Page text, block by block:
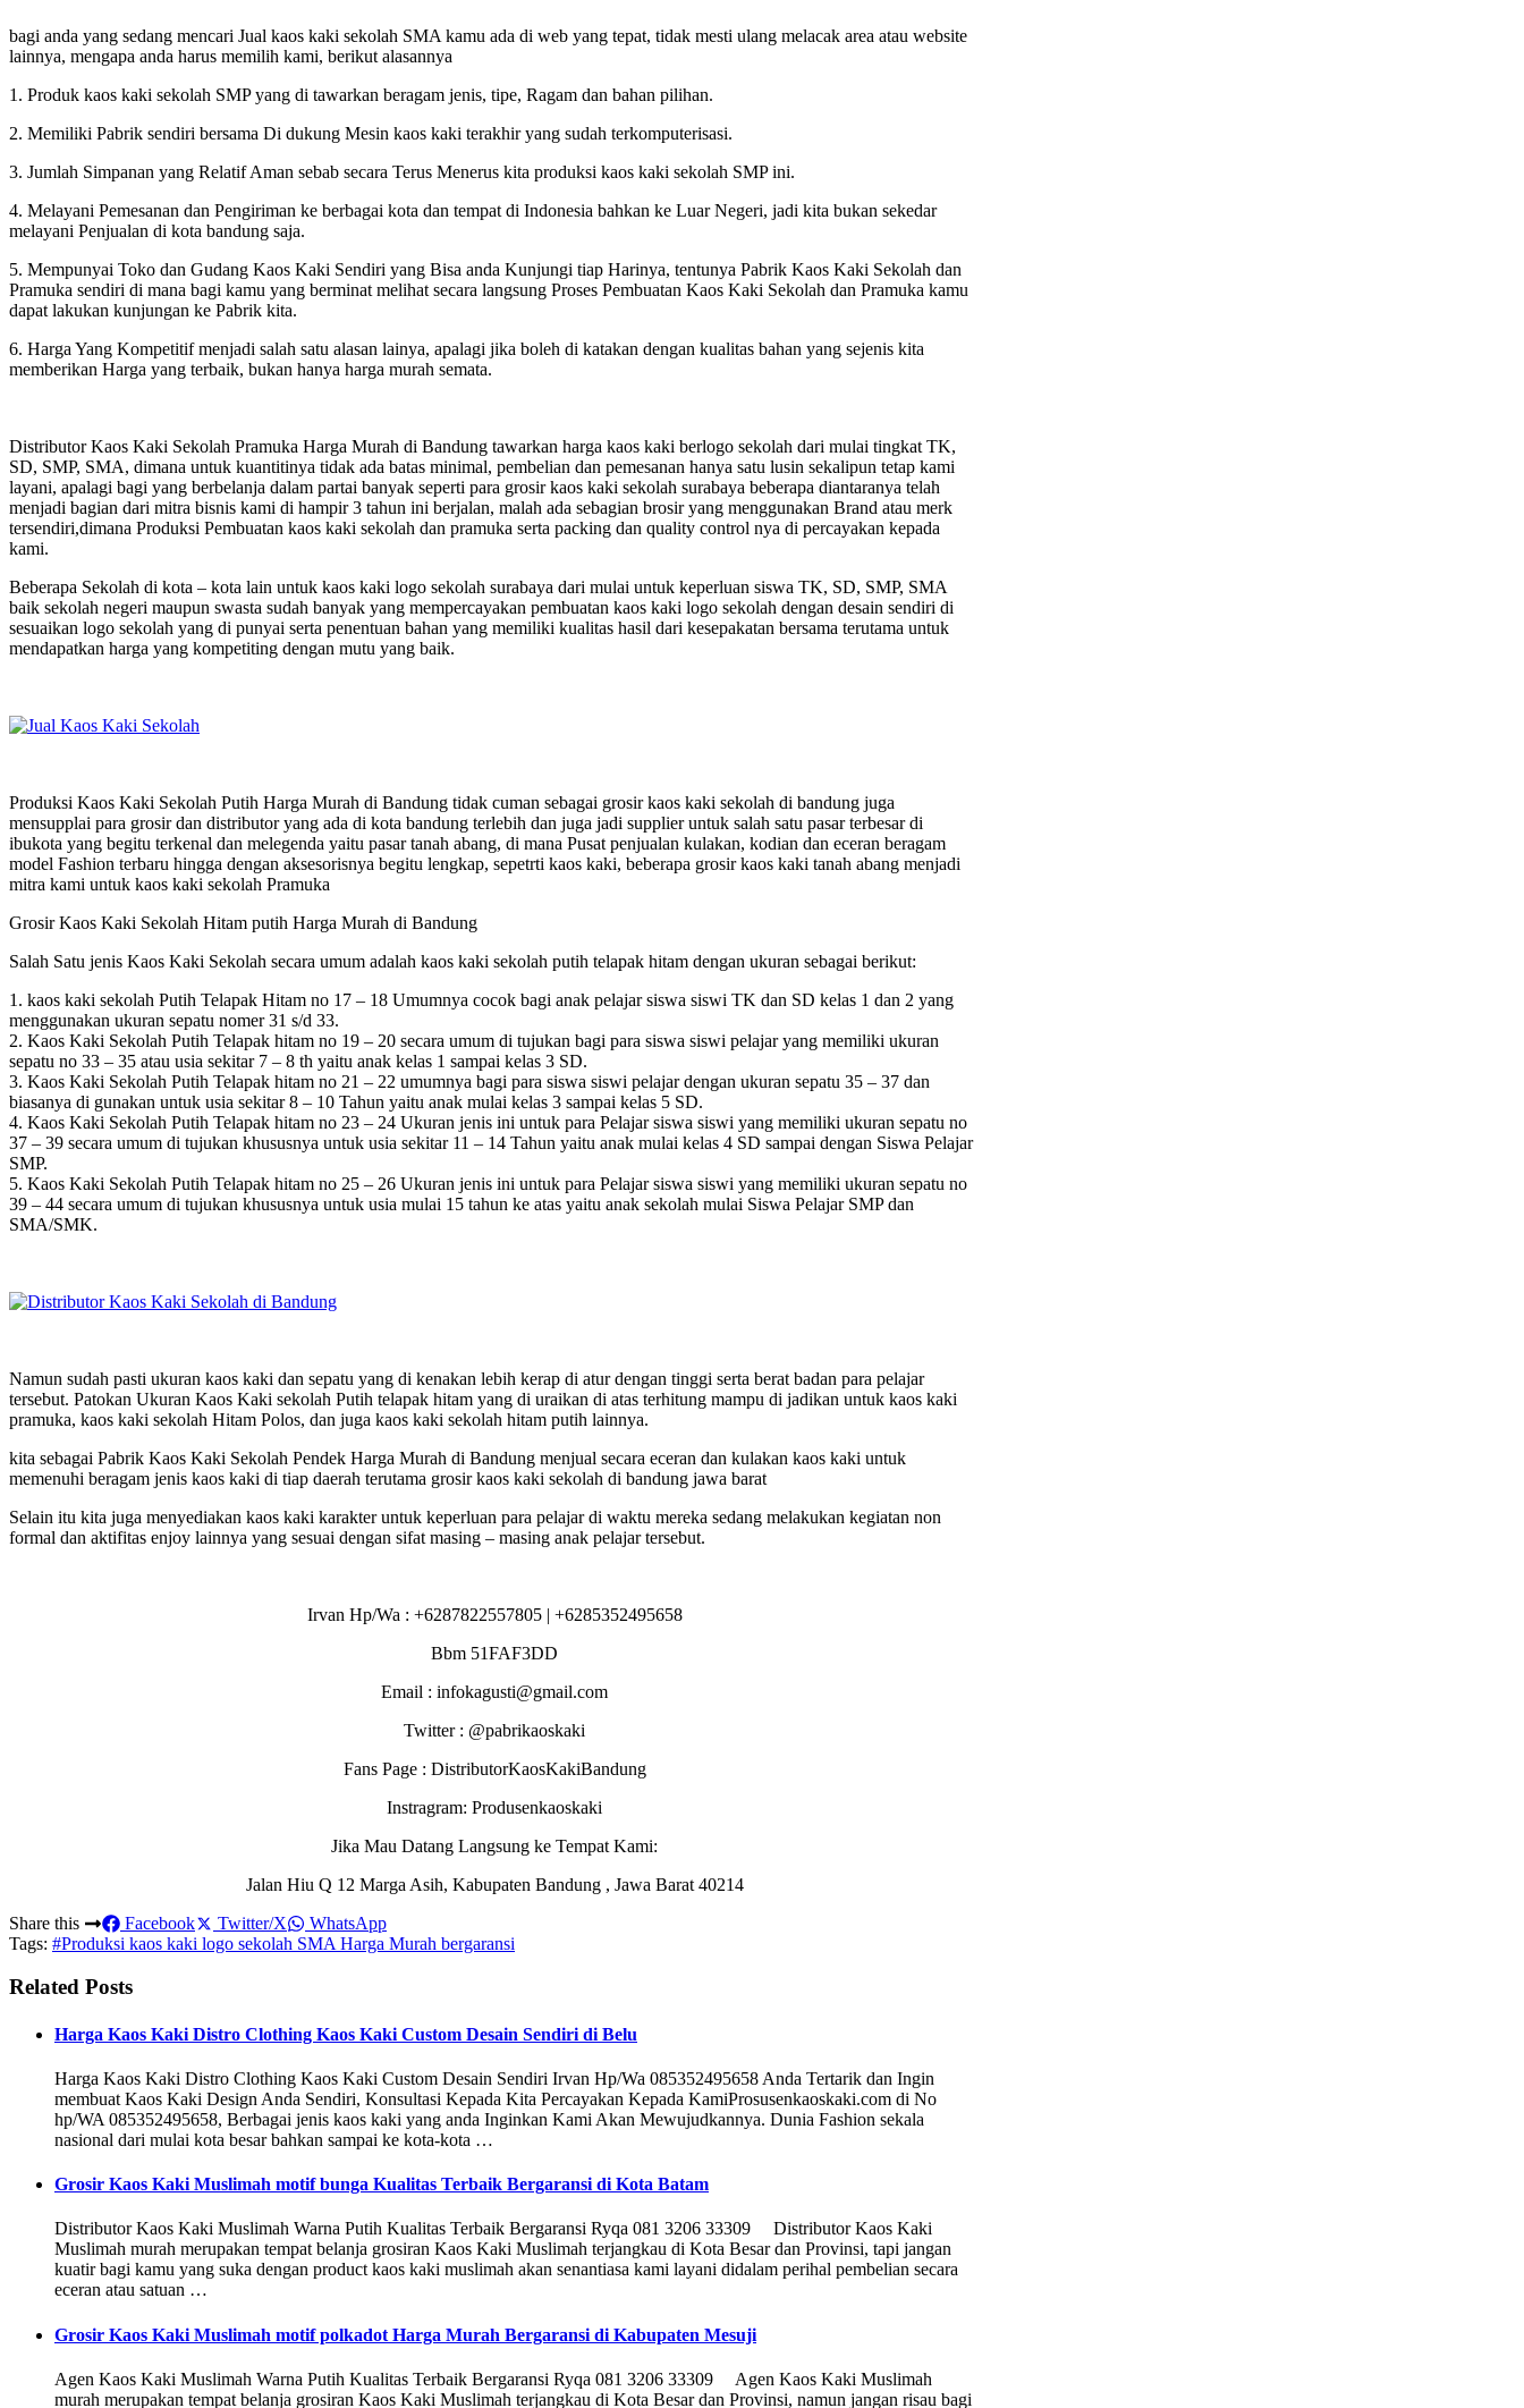
bagi anda yang sedang mencari Jual kaos kaki sekolah SMA kamu ada di web yang tepat, tidak mesti ulang melacak area atau website
lainnya, mengapa anda harus memilih kami, berikut alasannya
1. Produk kaos kaki sekolah SMP yang di tawarkan beragam jenis, tipe, Ragam dan bahan pilihan.
2. Memiliki Pabrik sendiri bersama Di dukung Mesin kaos kaki terakhir yang sudah terkomputerisasi.
3. Jumlah Simpanan yang Relatif Aman sebab secara Terus Menerus kita produksi kaos kaki sekolah SMP ini.
4. Melayani Pemesanan dan Pengiriman ke berbagai kota dan tempat di Indonesia bahkan ke Luar Negeri, jadi kita bukan sekedar
melayani Penjualan di kota bandung saja.
5. Mempunyai Toko dan Gudang Kaos Kaki Sendiri yang Bisa anda Kunjungi tiap Harinya, tentunya Pabrik Kaos Kaki Sekolah dan
Pramuka sendiri di mana bagi kamu yang berminat melihat secara langsung Proses Pembuatan Kaos Kaki Sekolah dan Pramuka kamu
dapat lakukan kunjungan ke Pabrik kita.
6. Harga Yang Kompetitif menjadi salah satu alasan lainya, apalagi jika boleh di katakan dengan kualitas bahan yang sejenis kita
memberikan Harga yang terbaik, bukan hanya harga murah semata.
Distributor Kaos Kaki Sekolah Pramuka Harga Murah di Bandung tawarkan harga kaos kaki berlogo sekolah dari mulai tingkat TK,
SD, SMP, SMA, dimana untuk kuantitinya tidak ada batas minimal, pembelian dan pemesanan hanya satu lusin sekalipun tetap kami
layani, apalagi bagi yang berbelanja dalam partai banyak seperti para grosir kaos kaki sekolah surabaya beberapa diantaranya telah
menjadi bagian dari mitra bisnis kami di hampir 3 tahun ini berjalan, malah ada sebagian brosir yang menggunakan Brand atau merk
tersendiri,dimana Produksi Pembuatan kaos kaki sekolah dan pramuka serta packing dan quality control nya di percayakan kepada
kami.
Beberapa Sekolah di kota – kota lain untuk kaos kaki logo sekolah surabaya dari mulai untuk keperluan siswa TK, SD, SMP, SMA
baik sekolah negeri maupun swasta sudah banyak yang mempercayakan pembuatan kaos kaki logo sekolah dengan desain sendiri di
sesuaikan logo sekolah yang di punyai serta penentuan bahan yang memiliki kualitas hasil dari kesepakatan bersama terutama untuk
mendapatkan harga yang kompetiting dengan mutu yang baik.
Produksi Kaos Kaki Sekolah Putih Harga Murah di Bandung tidak cuman sebagai grosir kaos kaki sekolah di bandung juga
mensupplai para grosir dan distributor yang ada di kota bandung terlebih dan juga jadi supplier untuk salah satu pasar terbesar di
ibukota yang begitu terkenal dan melegenda yaitu pasar tanah abang, di mana Pusat penjualan kulakan, kodian dan eceran beragam
model Fashion terbaru hingga dengan aksesorisnya begitu lengkap, sepetrti kaos kaki, beberapa grosir kaos kaki tanah abang menjadi
mitra kami untuk kaos kaki sekolah Pramuka
Grosir Kaos Kaki Sekolah Hitam putih Harga Murah di Bandung
Salah Satu jenis Kaos Kaki Sekolah secara umum adalah kaos kaki sekolah putih telapak hitam dengan ukuran sebagai berikut:
1. kaos kaki sekolah Putih Telapak Hitam no 17 – 18 Umumnya cocok bagi anak pelajar siswa siswi TK dan SD kelas 1 dan 2 yang
menggunakan ukuran sepatu nomer 31 s/d 33.
2. Kaos Kaki Sekolah Putih Telapak hitam no 19 – 20 secara umum di tujukan bagi para siswa siswi pelajar yang memiliki ukuran
sepatu no 33 – 35 atau usia sekitar 7 – 8 th yaitu anak kelas 1 sampai kelas 3 SD.
3. Kaos Kaki Sekolah Putih Telapak hitam no 21 – 22 umumnya bagi para siswa siswi pelajar dengan ukuran sepatu 35 – 37 dan
biasanya di gunakan untuk usia sekitar 8 – 10 Tahun yaitu anak mulai kelas 3 sampai kelas 5 SD.
4. Kaos Kaki Sekolah Putih Telapak hitam no 23 – 24 Ukuran jenis ini untuk para Pelajar siswa siswi yang memiliki ukuran sepatu no
37 – 39 secara umum di tujukan khususnya untuk usia sekitar 11 – 14 Tahun yaitu anak mulai kelas 4 SD sampai dengan Siswa Pelajar
SMP.
5. Kaos Kaki Sekolah Putih Telapak hitam no 25 – 26 Ukuran jenis ini untuk para Pelajar siswa siswi yang memiliki ukuran sepatu no
39 – 44 secara umum di tujukan khususnya untuk usia mulai 15 tahun ke atas yaitu anak sekolah mulai Siswa Pelajar SMP dan
SMA/SMK.
Namun sudah pasti ukuran kaos kaki dan sepatu yang di kenakan lebih kerap di atur dengan tinggi serta berat badan para pelajar
tersebut. Patokan Ukuran Kaos Kaki sekolah Putih telapak hitam yang di uraikan di atas terhitung mampu di jadikan untuk kaos kaki
pramuka, kaos kaki sekolah Hitam Polos, dan juga kaos kaki sekolah hitam putih lainnya.
kita sebagai Pabrik Kaos Kaki Sekolah Pendek Harga Murah di Bandung menjual secara eceran dan kulakan kaos kaki untuk
memenuhi beragam jenis kaos kaki di tiap daerah terutama grosir kaos kaki sekolah di bandung jawa barat
Selain itu kita juga menyediakan kaos kaki karakter untuk keperluan para pelajar di waktu mereka sedang melakukan kegiatan non
formal dan aktifitas enjoy lainnya yang sesuai dengan sifat masing – masing anak pelajar tersebut.
Irvan Hp/Wa : +6287822557805 | +6285352495658
Bbm 51FAF3DD
Email : infokagusti@gmail.com
Twitter : @pabrikaoskaki
Fans Page : DistributorKaosKakiBandung
Instragram: Produsenkaoskaki
Jika Mau Datang Langsung ke Tempat Kami:
Jalan Hiu Q 12 Marga Asih, Kabupaten Bandung , Jawa Barat 40214
Share this
Facebook Twitter/X
WhatsApp
Tags: #Produksi kaos kaki logo sekolah SMA Harga Murah bergaransi
Related Posts
Harga Kaos Kaki Distro Clothing Kaos Kaki Custom Desain Sendiri di Belu
Harga Kaos Kaki Distro Clothing Kaos Kaki Custom Desain Sendiri Irvan Hp/Wa 085352495658 Anda Tertarik dan Ingin
membuat Kaos Kaki Design Anda Sendiri, Konsultasi Kepada Kita Percayakan Kepada KamiProsusenkaoskaki.com di No
hp/WA 085352495658, Berbagai jenis kaos kaki yang anda Inginkan Kami Akan Mewujudkannya. Dunia Fashion sekala
nasional dari mulai kota besar bahkan sampai ke kota-kota …
Grosir Kaos Kaki Muslimah motif bunga Kualitas Terbaik Bergaransi di Kota Batam
Distributor Kaos Kaki Muslimah Warna Putih Kualitas Terbaik Bergaransi Ryqa 081 3206 33309 Distributor Kaos Kaki
Muslimah murah merupakan tempat belanja grosiran Kaos Kaki Muslimah terjangkau di Kota Besar dan Provinsi, tapi jangan
kuatir bagi kamu yang suka dengan product kaos kaki muslimah akan senantiasa kami layani didalam perihal pembelian secara
eceran atau satuan …
Grosir Kaos Kaki Muslimah motif polkadot Harga Murah Bergaransi di Kabupaten Mesuji
Agen Kaos Kaki Muslimah Warna Putih Kualitas Terbaik Bergaransi Ryqa 081 3206 33309 Agen Kaos Kaki Muslimah
murah merupakan tempat belanja grosiran Kaos Kaki Muslimah terjangkau di Kota Besar dan Provinsi, namun jangan risau bagi